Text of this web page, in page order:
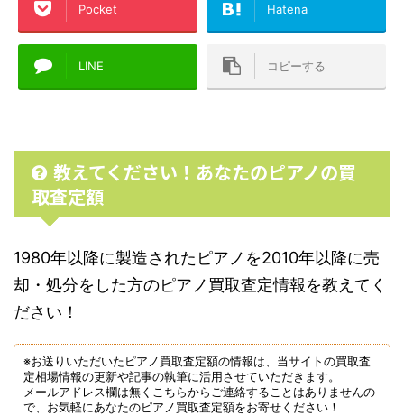
Pocket Hatena
LINE コピーする
教えてください！あなたのピアノの買
取査定額
1980年以降に製造されたピアノを2010年以降に売
却・処分をした方のピアノ買取査定情報を教えてく
ださい！
※お送りいただいたピアノ買取査定額の情報は、当サイトの買取査
定相場情報の更新や記事の執筆に活用させていただきます。
メールアドレス欄は無くこちらからご連絡することはありませんの
で、お気軽にあなたのピアノ買取査定額をお寄せください！